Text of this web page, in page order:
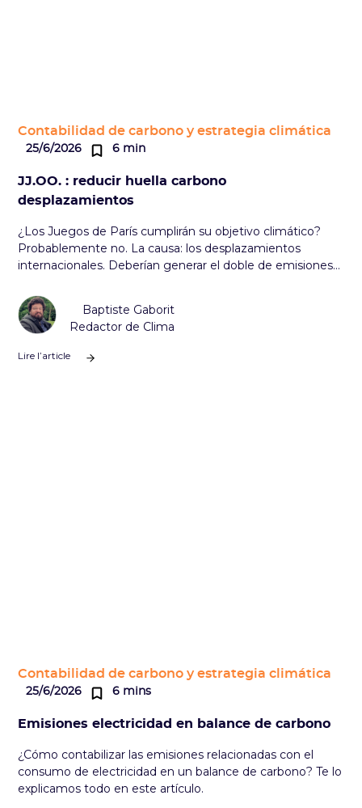
Contabilidad de carbono y estrategia climática
25/6/2026 6 min
JJ.OO. : reducir huella carbono
desplazamientos
¿Los Juegos de París cumplirán su objetivo climático?
Probablemente no. La causa: los desplazamientos
internacionales. Deberían generar el doble de emisiones
fijado por los organizadores.
Baptiste Gaborit
Redactor de Clima
Lire l’article
Contabilidad de carbono y estrategia climática
25/6/2026 6 mins
Emisiones electricidad en balance de carbono
¿Cómo contabilizar las emisiones relacionadas con el
consumo de electricidad en un balance de carbono? Te lo
explicamos todo en este artículo.